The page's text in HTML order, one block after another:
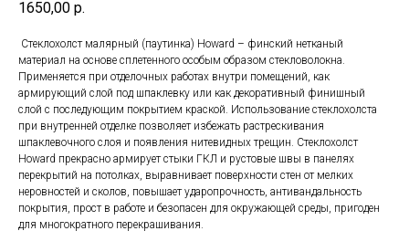
1650,00 р.
Стеклохолст малярный (паутинка) Howard – финский нетканый
материал на основе сплетенного особым образом стекловолокна.
Применяется при отделочных работах внутри помещений, как
армирующий слой под шпаклевку или как декоративный финишный
слой с последующим покрытием краской. Использование стеклохолста
при внутренней отделке позволяет избежать растрескивания
шпаклевочного слоя и появления нитевидных трещин. Стеклохолст
Howard прекрасно армирует стыки ГКЛ и рустовые швы в панелях
перекрытий на потолках, выравнивает поверхности стен от мелких
неровностей и сколов, повышает ударопрочность, антивандальность
покрытия, прост в работе и безопасен для окружающей среды, пригоден
для многократного перекрашивания.